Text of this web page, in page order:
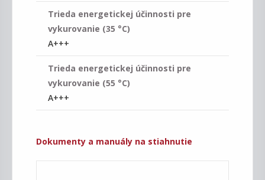
Trieda energetickej účinnosti pre
vykurovanie (35 °C)
A+++
Trieda energetickej účinnosti pre
vykurovanie (55 °C)
A+++
Dokumenty a manuály na stiahnutie